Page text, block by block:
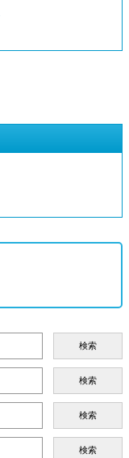
検索
検索
検索
検索